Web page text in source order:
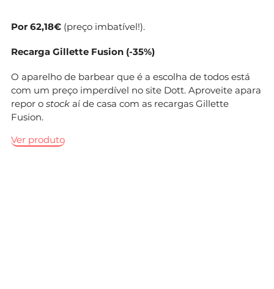
Por 62,18€ (preço imbatível!).
Recarga Gillette Fusion (-35%)
O aparelho de barbear que é a escolha de todos está
com um preço imperdível no site Dott. Aproveite apara
repor o stock aí de casa com as recargas Gillette
Fusion.
Ver produto